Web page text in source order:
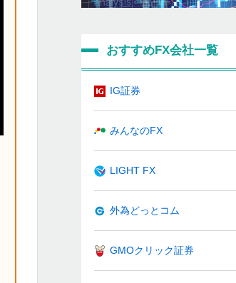
おすすめFX会社一覧
IG証券
みんなのFX
LIGHT FX
外為どっとコム
GMOクリック証券